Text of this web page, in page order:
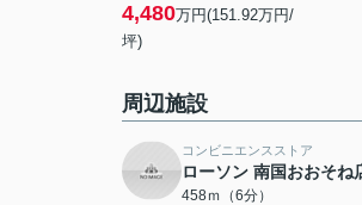
4,480万円(151.92万円/
坪)
周辺施設
コンビニエンスストア
ローソン 南国おおそね
458ｍ（6分）